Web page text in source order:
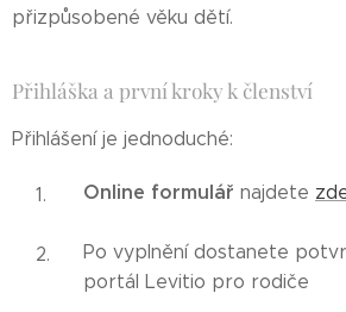
přizpůsobené věku dětí.
Přihláška a první kroky k členství
Přihlášení je jednoduché:
Online formulář najdete
Po vyplnění dostanete
portál Levitio pro rodiče